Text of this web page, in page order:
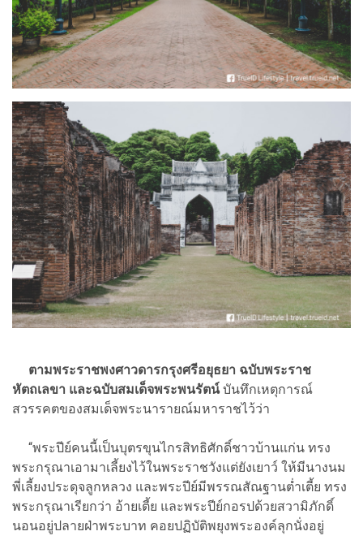
ตามพระราชพงศาวดารกรุงศรีอยุธยา ฉบับพระราช
หัตถเลขา และฉบับสมเด็จพระพนรัตน์บันทึกเหตุการณ์
สวรรคตของสมเด็จพระนารายณ์มหาราชไว้ว่า
“พระปีย์คนนี้เป็นบุตรขุนไกรสิทธิศักดิ์ชาวบ้านแก่น ทรง
พระกรุณาเอามาเลี้ยงไว้ในพระราชวังแต่ยังเยาว์ ให้มีนางนม
พี่เลี้ยงประดุจลูกหลวง และพระปีย์มีพรรณสัณฐานต่ำเตี้ย ทรง
พระกรุณาเรียกว่า อ้ายเตี้ย และพระปีย์กอรปด้วยสวามิภักดิ์
นอนอยู่ปลายฝ่าพระบาท คอยปฏิบัติพยุงพระองค์ลุกนั่งอยู่